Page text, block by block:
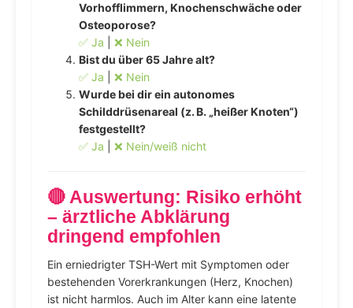
Vorhofflimmern, Knochenschwäche oder
Osteoporose?
✅ Ja
❌ Nein
Bist du über 65 Jahre alt?
✅ Ja
❌ Nein
Wurde bei dir ein autonomes
Schilddrüsenareal (z. B. „heißer Knoten“)
festgestellt?
✅ Ja
❌ Nein/weiß nicht
🔴 Auswertung: Risiko erhöht
– ärztliche Abklärung
dringend empfohlen
Ein erniedrigter TSH-Wert mit Symptomen oder
bestehenden Vorerkrankungen (Herz, Knochen)
ist nicht harmlos. Auch im Alter kann eine latente